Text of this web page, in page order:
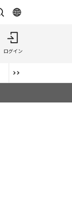
ログイン
写真集